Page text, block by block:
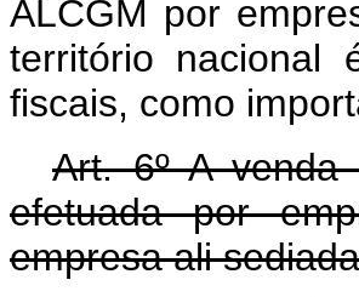
ALCGM por
território nacional
fiscais, como
Art. 6º A venda
efetuada por
empresa ali